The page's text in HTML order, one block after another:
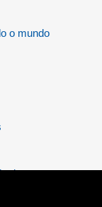
o mundo
do